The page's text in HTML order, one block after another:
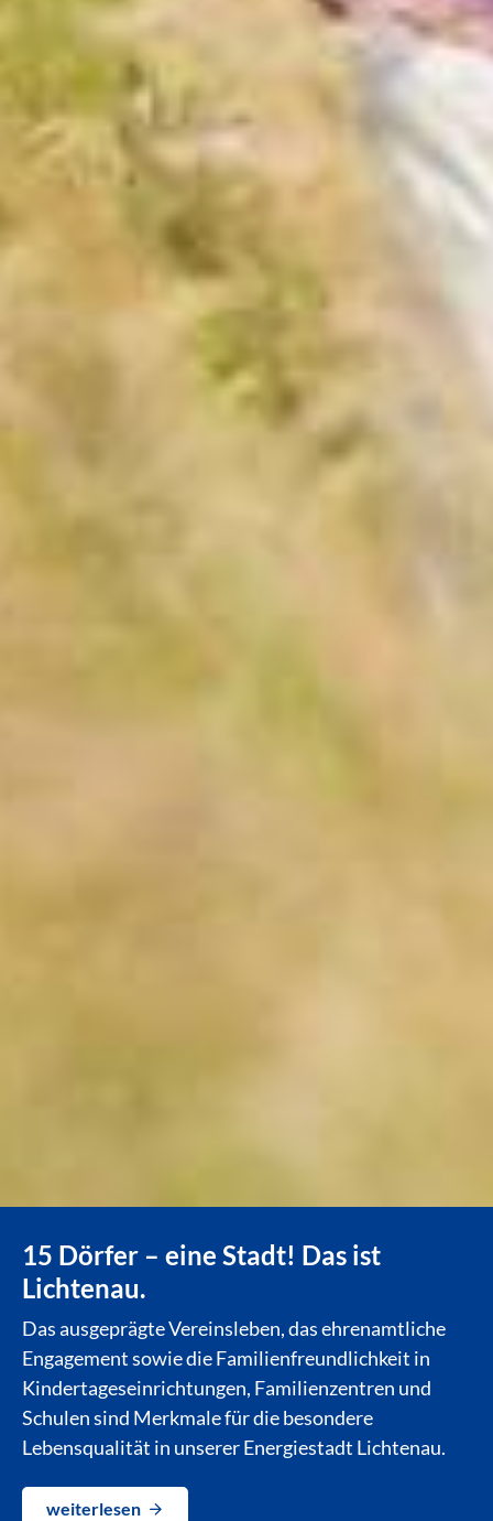
15 Dörfer – eine Stadt! Das ist
Lichtenau.
Das ausgeprägte Vereinsleben, das ehrenamtliche
Engagement sowie die Familienfreundlichkeit in
Kindertageseinrichtungen, Familienzentren und
Schulen sind Merkmale für die besondere
Lebensqualität in unserer Energiestadt Lichtenau.
weiterlesen